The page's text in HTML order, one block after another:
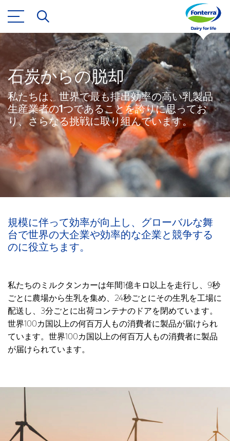
石炭からの脱却
私たちは、世界で最も排出効率の高い乳製品
生産業者の1つであることを誇りに思ってお
り、さらなる挑戦に取り組んでいます。
規模に伴って効率が向上し、グローバルな舞
台で世界の大企業や効率的な企業と競争する
のに役立ちます。
私たちのミルクタンカーは年間1億キロ以上を走行し、9秒
ごとに農場から生乳を集め、24秒ごとにその生乳を工場に
配送し、3分ごとに出荷コンテナのドアを閉めています。
世界100カ国以上の何百万人もの消費者に製品が届けられ
ています。世界100カ国以上の何百万人もの消費者に製品
が届けられています。